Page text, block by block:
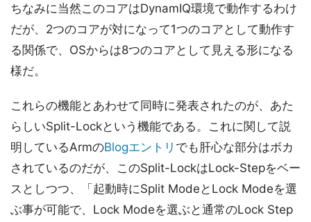
ちなみに当然このコアはDynamIQ環境で動作するわけ
だが、2つのコアが対になって1つのコアとして動作す
る関係で、OSからは8つのコアとして見える形になる
様だ。
これらの機能とあわせて同時に発表されたのが、あた
らしいSplit-Lockという機能である。これに関して説
明しているArmのBlogエントリ でも肝心な部分はボカ
されているのだが、このSplit-LockはLock-Stepをベー
スとしつつ、「起動時にSplit ModeとLock Modeを選
ぶ事が可能で、Lock Modeを選ぶと通常のLock Step